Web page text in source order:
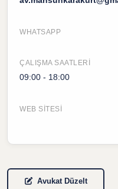
WHATSAPP
ÇALIŞMA SAATLERI
09:00 - 18:00
WEB SITESI
Avukat Düzelt